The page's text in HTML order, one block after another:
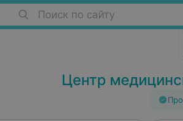
Поиск по сайту
Косметология в Минске
Центр